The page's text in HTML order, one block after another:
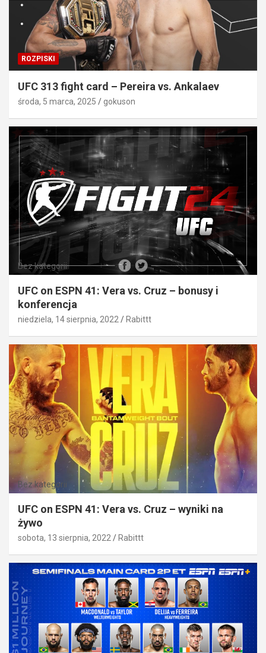
ROZPISKI
UFC 313 fight card – Pereira vs. Ankalaev
środa, 5 marca, 2025 gokuson
Bez kategorii
UFC on ESPN 41: Vera vs. Cruz – bonusy i
konferencja
niedziela, 14 sierpnia, 2022 Rabittt
Bez kategorii
UFC on ESPN 41: Vera vs. Cruz – wyniki na
żywo
sobota, 13 sierpnia, 2022 Rabittt